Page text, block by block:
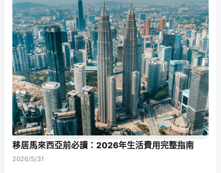
移居馬來西亞前必讀：2026年生活費用完整指南
2026/5/31